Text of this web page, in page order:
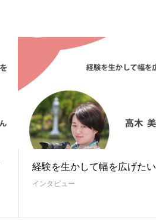
経験を生かして幅を広げたい
インタビュー